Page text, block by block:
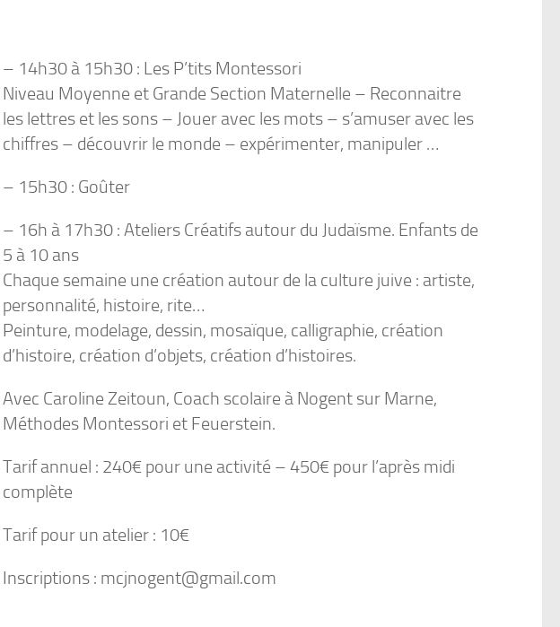
– 14h30 à 15h30 : Les P’tits Montessori
Niveau Moyenne et Grande Section Maternelle – Reconnaitre
les lettres et les sons – Jouer avec les mots – s’amuser avec les
chiffres – découvrir le monde – expérimenter, manipuler …
– 15h30 : Goûter
– 16h à 17h30 : Ateliers Créatifs autour du Judaïsme. Enfants de
5 à 10 ans
Chaque semaine une création autour de la culture juive : artiste,
personnalité, histoire, rite…
Peinture, modelage, dessin, mosaïque, calligraphie, création
d’histoire, création d’objets, création d’histoires.
Avec Caroline Zeitoun, Coach scolaire à Nogent sur Marne,
Méthodes Montessori et Feuerstein.
Tarif annuel : 240€ pour une activité – 450€ pour l’après midi
complète
Tarif pour un atelier : 10€
Inscriptions : mcjnogent@gmail.com